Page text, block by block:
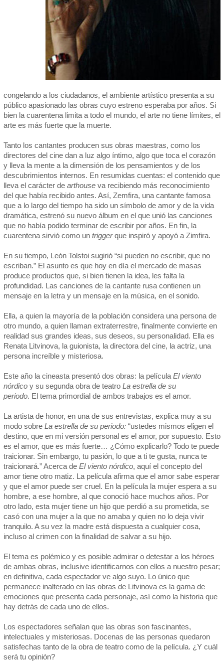
congelando a los ciudadanos, el ambiente artístico presenta a su
público apasionado las obras cuyo estreno esperaba por años. Si
bien la cuarentena limita a todo el mundo, el arte no tiene límites, el
arte es más fuerte que la muerte.
Tanto los cantantes producen sus obras maestras, como los
directores del cine dan a luz algo íntimo, algo que toca el corazón
y lleva la mente a la dimensión de los pensamientos y de los
descubrimientos internos. En resumidas cuentas: el contenido que
lleva el carácter de arthouse va recibiendo más reconocimiento
del que había recibido antes. Así, Zemfira, una cantante famosa
que a lo largo del tiempo ha sido un símbolo de amor y de la vida
dramática, estrenó su nuevo álbum en el que unió las canciones
que no había podido terminar de escribir por años. En fin, la
cuarentena sirvió como un triggerque inspiró y apoyó a Zimfira.
En su tiempo, León Tolstoi sugirió “si pueden no escribir, que no
escriban.” El asunto es que hoy en día el mercado de masas
produce productos que, si bien tienen la idea, les falta la
profundidad. Las canciones de la cantante rusa contienen un
mensaje en la letra y un mensaje en la música, en el sonido.
Ella, a quien la mayoría de la población considera una persona de
otro mundo, a quien llaman extraterrestre, finalmente convierte en
realidad sus grandes ideas, sus deseos, su personalidad. Ella es
Renata Litvinova, la guionista, la directora del cine, la actriz, una
persona increíble y misteriosa.
Este año la cineasta presentó dos obras: la película El viento
nórdico y su segunda obra de teatro La estrella de su
periodo. El tema primordial de ambos trabajos es el amor.
La artista de honor, en una de sus entrevistas, explica muy a su
modo sobre La estrella de su periodo: “ustedes mismos eligen el
destino, que en mi versión personal es el amor, por supuesto. Esto
es el amor, que es más fuerte… ¿Cómo explicarlo? Todo te puede
traicionar. Sin embargo, tu pasión, lo que a ti te gusta, nunca te
traicionará.” Acerca de El viento nórdico, aquí el concepto del
amor tiene otro matiz. La película afirma que el amor sabe esperar
y que el amor puede ser cruel. En la película la mujer espera a su
hombre, a ese hombre, al que conoció hace muchos años. Por
otro lado, esta mujer tiene un hijo que perdió a su prometida, se
casó con una mujer a la que no amaba y quien no lo deja vivir
tranquilo. A su vez la madre está dispuesta a cualquier cosa,
incluso al crimen con la finalidad de salvar a su hijo.
El tema es polémico y es posible admirar o detestar a los héroes
de ambas obras, inclusive identificarnos con ellos a nuestro pesar;
en definitiva, cada espectador ve algo suyo. Lo único que
permanece inalterado en las obras de Litvinova es la gama de
emociones que presenta cada personaje, así como la historia que
hay detrás de cada uno de ellos.
Los espectadores señalan que las obras son fascinantes,
intelectuales y misteriosas. Docenas de las personas quedaron
satisfechas tanto de la obra de teatro como de la película. ¿Y cuál
será tu opinión?